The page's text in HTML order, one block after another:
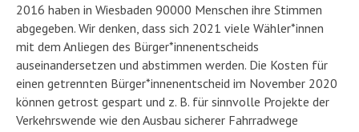
2016 haben in Wiesbaden 90000 Menschen ihre Stimmen
abgegeben. Wir denken, dass sich 2021 viele Wähler*innen
mit dem Anliegen des Bürger*innenentscheids
auseinandersetzen und abstimmen werden. Die Kosten für
einen getrennten Bürger*innenentscheid im November 2020
können getrost gespart und z. B. für sinnvolle Projekte der
Verkehrswende wie den Ausbau sicherer Fahrradwege